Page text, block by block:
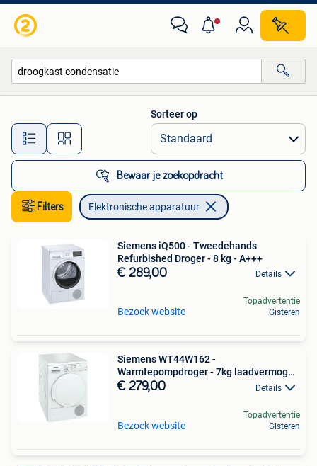
Alle afstanden…
Sorteer op
Bewaar je zoekopdracht
Filters Elektronische apparatuur
Siemens iQ500 - Tweedehands
Refurbished Droger - 8 kg - A+++
€ 289,00 Details
Bezoek website
Topadvertentie
Gisteren
Siemens WT44W162 -
Warmtepompdroger - 7kg laadvermogen
-
€ 279,00 Details
Bezoek website
Topadvertentie
Gisteren